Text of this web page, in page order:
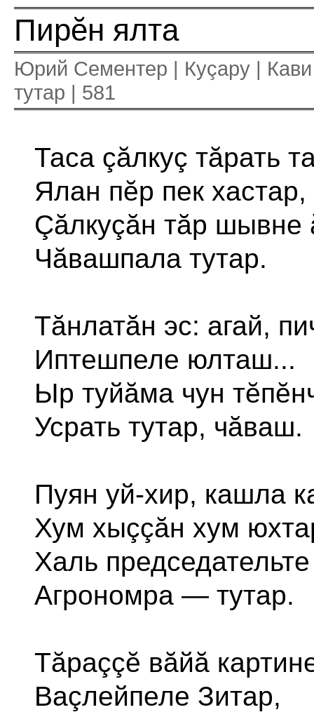
Пирĕн ялта
Юрий Сементер | Куçару |
тутар | 581
Таса çăлкуç тăрать
Ялан пĕр пек хастар,
Çăлкуçăн тăр шывне
Чăвашпала тутар.
Тăнлатăн эс: агай,
Иптешпеле юлташ...
Ыр туйăма чун
Усрать тутар, чăваш.
Пуян уй-хир, кашла
Хум хыççăн хум
Халь
Агрономра — тутар.
Тăраççĕ вăйă
Ваçлейпеле Зитар,